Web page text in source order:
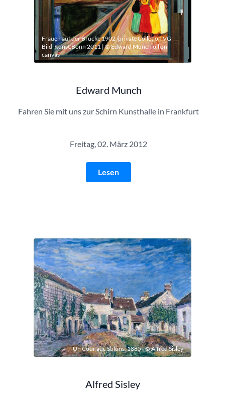
Frauen auf der Brücke 1902 /private Colletion VG
Bild-Kunst,Bonn 2011 | © Edward Munch oil on
canvas
Edward Munch
Fahren Sie mit uns zur Schirn Kunsthalle in Frankfurt
Freitag, 02. März 2012
Lesen
Un Cour auc Sblons, 1885 | © Alfred Sisley
Alfred Sisley